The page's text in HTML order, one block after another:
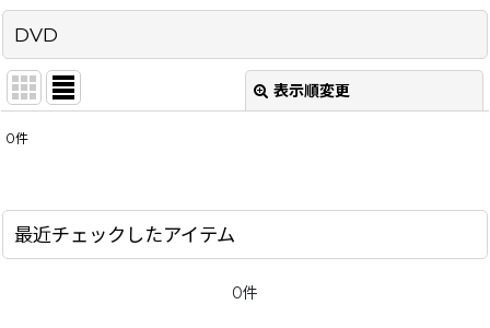
DVD
表示順変更
0件
最近チェックしたアイテム
0件